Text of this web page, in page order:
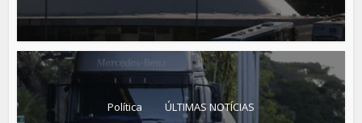
Política ÚLTIMAS NOTÍCIAS